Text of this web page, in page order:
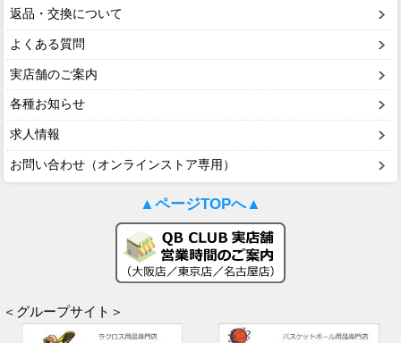
返品・交換について
よくある質問
実店舗のご案内
各種お知らせ
求人情報
お問い合わせ（オンラインストア専用）
▲ページTOPへ▲
＜グループサイト＞